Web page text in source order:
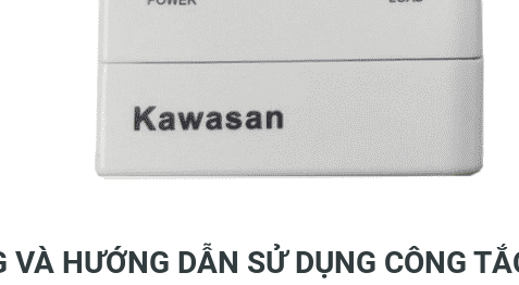
VÀ HƯỚNG DẪN SỬ DỤNG CÔNG